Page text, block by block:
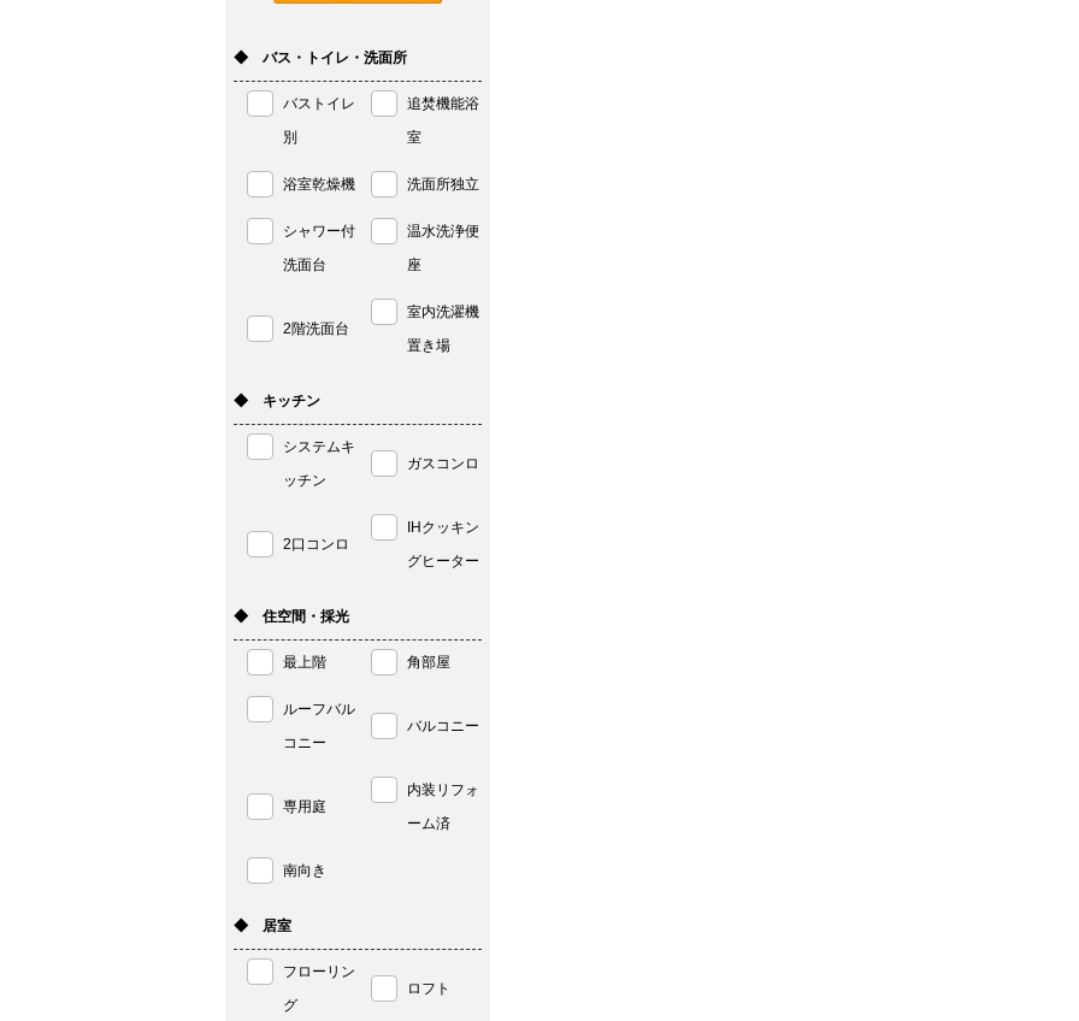
◆ バス・トイレ・洗面所
バストイレ
別
追焚機能浴
室
浴室乾燥機 洗面所独立
シャワー付
洗面台
温水洗浄便
座
2階洗面台
室内洗濯機
置き場
◆ キッチン
システムキ
ッチン
ガスコンロ
2口コンロ
IHクッキン
グヒーター
◆ 住空間・採光
最上階 角部屋
ルーフバル
コニー
バルコニー
専用庭
内装リフォ
ーム済
南向き
◆ 居室
フローリン
グ
ロフト